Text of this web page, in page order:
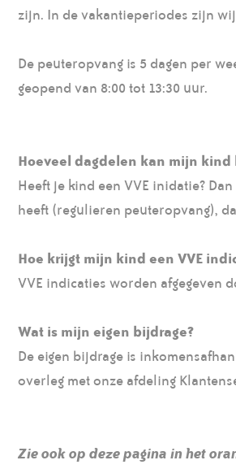
zijn. In de vakantieperiodes zijn
De peuteropvang is 5 dagen per
geopend van 8:00 tot 13:30 uur.
Hoeveel dagdelen kan mijn kind
Heeft je kind een VVE inidatie?
heeft (regulieren peuteropvang),
Hoe krijgt mijn kind een VVE
VVE indicaties worden afgegeven
Wat is mijn eigen bijdrage?
De eigen bijdrage is
overleg met onze afdeling
Zie ook op deze pagina in het